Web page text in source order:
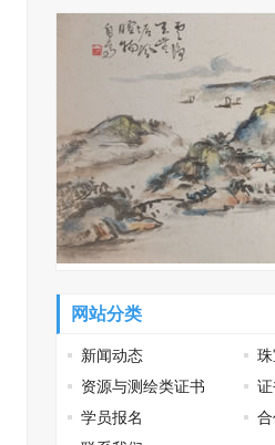
网站分类
新闻动态
资源与测绘类证书
学员报名